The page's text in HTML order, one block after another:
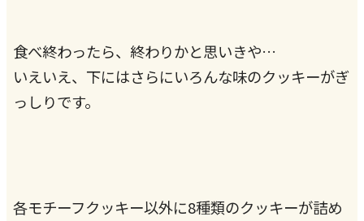
食べ終わったら、終わりかと思いきや…
いえいえ、下にはさらにいろんな味のクッキーがぎ
っしりです。
各モチーフクッキー以外に8種類のクッキーが詰め